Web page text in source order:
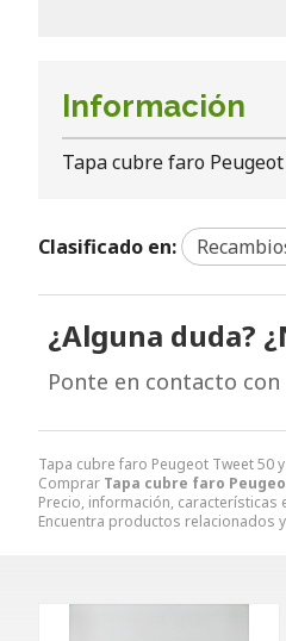
Tapa cubre faro Peugeot Tweet 50
Comprar Tapa cubre faro
Precio, información, características
Encuentra productos relacionados
Información
Tapa cubre faro
Clasificado en:
¿Alguna duda?
Ponte en contacto